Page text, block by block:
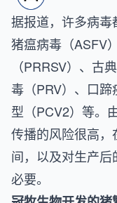
据报道，许多病
猪瘟病毒（ASFV
（PRRSV）、古
毒（PRV）、口
型（PCV2）等。
传播的风险很高
间，以及对生产
必要。